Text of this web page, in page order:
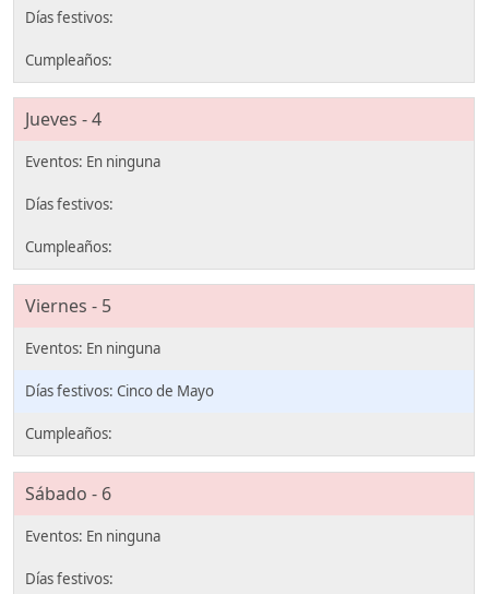
Jueves - 4
Viernes - 5
Cinco de Mayo
Sábado - 6